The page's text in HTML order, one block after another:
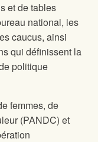
et de tables
national, les
caucus, ainsi
qui définissent la
politique
femmes, de
(PANDC) et